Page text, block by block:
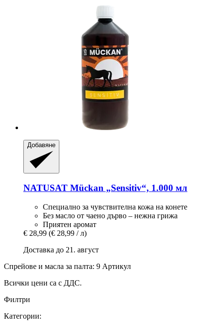
Добавяне
NATUSAT Mückan „Sensitiv“, 1.000 мл
Специално за чувствителна кожа на конете
Без масло от чаено дърво – нежна грижа
Приятен аромат
€ 28,99 (€ 28,99 / л)
Доставка до 21. август
Спрейове и масла за палта: 9 Артикул
Всички цени са с ДДС.
Филтри
Категории: